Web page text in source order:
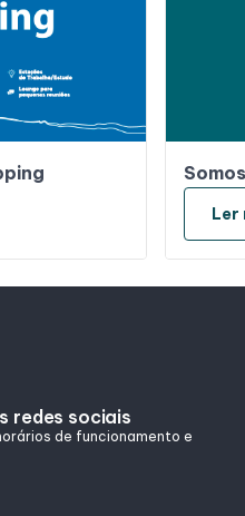
redes sociais
de funcionamento e